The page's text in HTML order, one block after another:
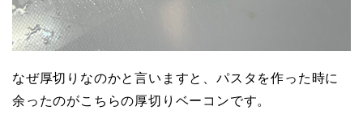
なぜ厚切りなのかと言いますと、パスタを作った時に
余ったのがこちらの厚切りベーコンです。